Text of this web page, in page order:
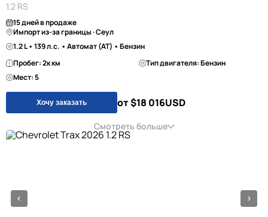
1.2 RS
15 дней в продаже
Импорт из-за границы · Сеул
1.2 L • 139 л.с. • Автомат (AT) • Бензин
Пробег: 2к км
Тип двигателя: Бензин
Мест: 5
Хочу заказать от $18 016USD
Смотреть больше